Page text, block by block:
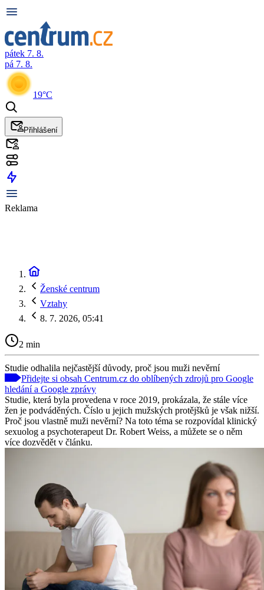
pátek 7. 8.
pá 7. 8.
19°C
Přihlášení
Reklama
Ženské centrum
Vztahy
8. 7. 2026, 05:41
2 min
Studie odhalila nejčastější důvody, proč jsou muži nevěrní
Přidejte si obsah Centrum.cz do oblíbených zdrojů pro Google
hledání a Google zprávy
Studie, která byla provedena v roce 2019, prokázala, že stále více
žen je podváděných. Číslo u jejich mužských protějšků je však nižší.
Proč jsou vlastně muži nevěrní? Na toto téma se rozpovídal klinický
sexuolog a psychoterapeut Dr. Robert Weiss, a můžete se o něm
více dozvědět v článku.